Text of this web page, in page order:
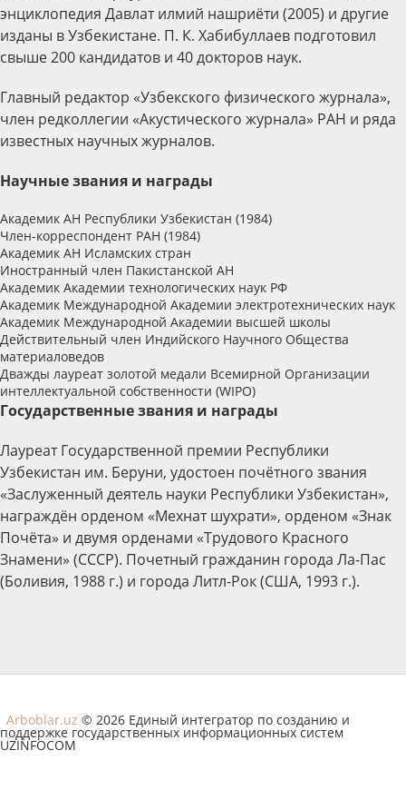
энциклопедия Давлат илмий нашриёти (2005) и другие
изданы в Узбекистане. П. К. Хабибуллаев подготовил
свыше 200 кандидатов и 40 докторов наук.
Главный редактор «Узбекского физического журнала»,
член редколлегии «Акустического журнала» РАН и ряда
известных научных журналов.
Научные звания и награды
Академик АН Республики Узбекистан (1984)
Член-корреспондент РАН (1984)
Академик АН Исламских стран
Иностранный член Пакистанской АН
Академик Академии технологических наук РФ
Академик Международной Академии электротехнических наук
Академик Международной Академии высшей школы
Действительный член Индийского Научного Общества
материаловедов
Дважды лауреат золотой медали Всемирной Организации
интеллектуальной собственности (WIPO)
Государственные звания и награды
Лауреат Государственной премии Республики
Узбекистан им. Беруни, удостоен почётного звания
«Заслуженный деятель науки Республики Узбекистан»,
награждён орденом «Мехнат шухрати», орденом «Знак
Почёта» и двумя орденами «Трудового Красного
Знамени» (СССР). Почетный гражданин города Ла-Пас
(Боливия, 1988 г.) и города Литл-Рок (США, 1993 г.).
Arboblar.uz © 2026 Единый интегратор по созданию и
поддержке государственных информационных систем
UZINFOCOM